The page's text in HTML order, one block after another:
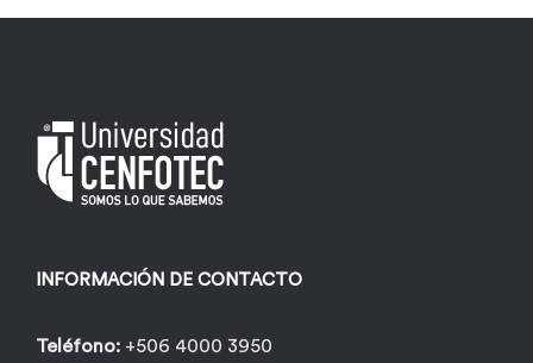
INFORMACIÓN DE CONTACTO
Teléfono: +506 4000 3950